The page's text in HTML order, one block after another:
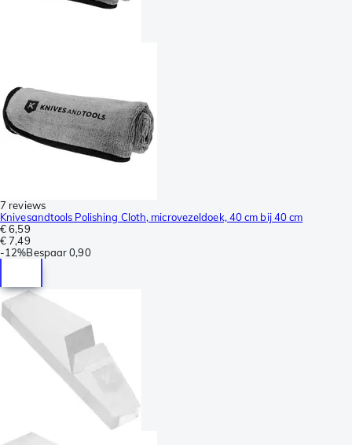
7 reviews
Knivesandtools Polishing Cloth, microvezeldoek, 40 cm bij 40 cm
€ 6,59
€ 7,49
-12%Bespaar 0,90